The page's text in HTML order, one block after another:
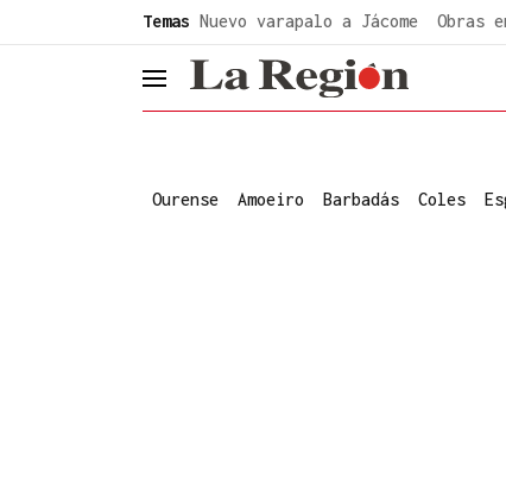
Temas Nuevo varapalo a Jácome Obras
header.menu.open
Ourense Amoeiro Barbadás Coles